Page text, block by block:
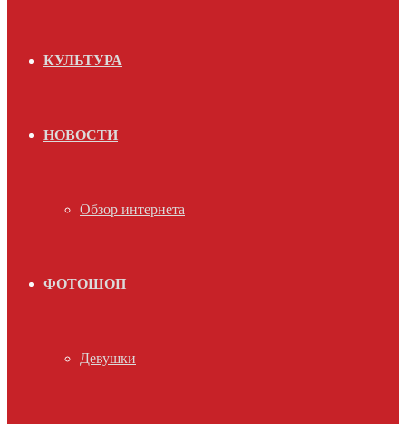
КУЛЬТУРА
НОВОСТИ
Обзор интернета
ФОТОШОП
Девушки